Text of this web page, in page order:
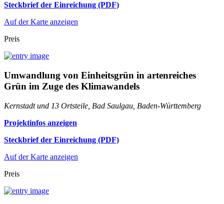
Steckbrief der Einreichung (PDF)
Auf der Karte anzeigen
Preis
Umwandlung von Einheitsgrün in artenreiches
Grün im Zuge des Klimawandels
Kernstadt und 13 Ortsteile, Bad Saulgau, Baden-Württemberg
Projektinfos anzeigen
Steckbrief der Einreichung (PDF)
Auf der Karte anzeigen
Preis